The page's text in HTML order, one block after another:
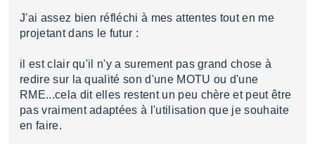
J'ai assez bien réfléchi à mes attentes tout en me
projetant dans le futur :
il est clair qu'il n'y a surement pas grand chose à
redire sur la qualité son d'une MOTU ou d'une
RME...cela dit elles restent un peu chère et peut être
pas vraiment adaptées à l'utilisation que je souhaite
en faire.